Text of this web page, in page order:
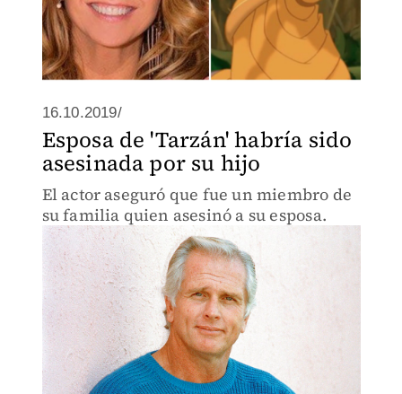
16.10.2019/
Esposa de 'Tarzán' habría sido
asesinada por su hijo
El actor aseguró que fue un miembro de
su familia quien asesinó a su esposa.